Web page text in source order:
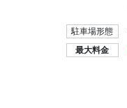
駐車場形態
最大料金